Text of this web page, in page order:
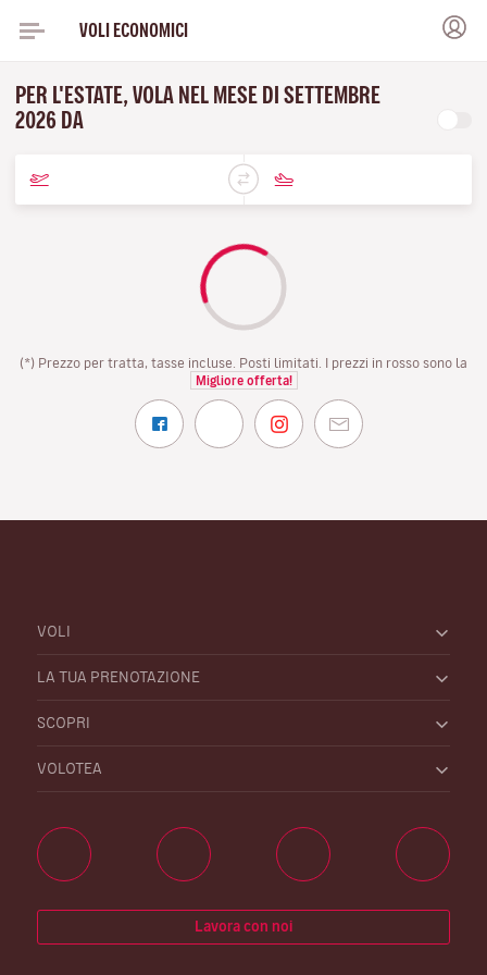
VOLI ECONOMICI
PER L'ESTATE, VOLA NEL MESE DI SETTEMBRE
2026 DA
(*) Prezzo per tratta, tasse incluse. Posti limitati. I prezzi in rosso sono la
Migliore offerta!
VOLI
LA TUA PRENOTAZIONE
SCOPRI
VOLOTEA
Lavora con noi